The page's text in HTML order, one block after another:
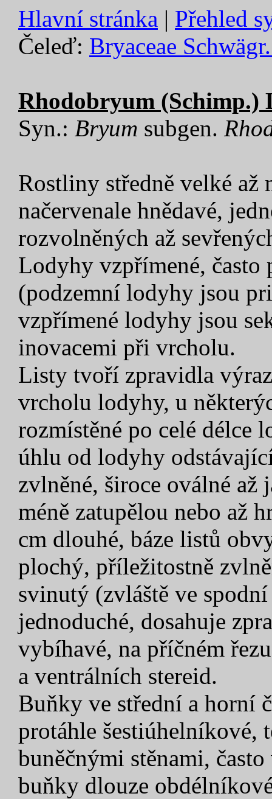
Hlavní stránka | Přehled
Čeleď: Bryaceae
Rhodobryum
Syn.: Bryum subgen.
Rostliny středně velké až
načervenale hnědavé,
rozvolněných až
Lodyhy vzpřímené,
(podzemní lodyhy jsou
vzpřímené lodyhy jsou
inovacemi při vrcholu.
Listy tvoří zpravidla
vrcholu lodyhy, u
rozmístěné po celé délce
úhlu od lodyhy
zvlněné, široce oválné až
méně zatupělou nebo až
cm dlouhé, báze listů
plochý, příležitostně
svinutý (zvláště ve
jednoduché, dosahuje
vybíhavé, na příčném
a ventrálních stereid.
Buňky ve střední a horní
protáhle šestiúhelníkové,
buněčnými stěnami,
buňky dlouze